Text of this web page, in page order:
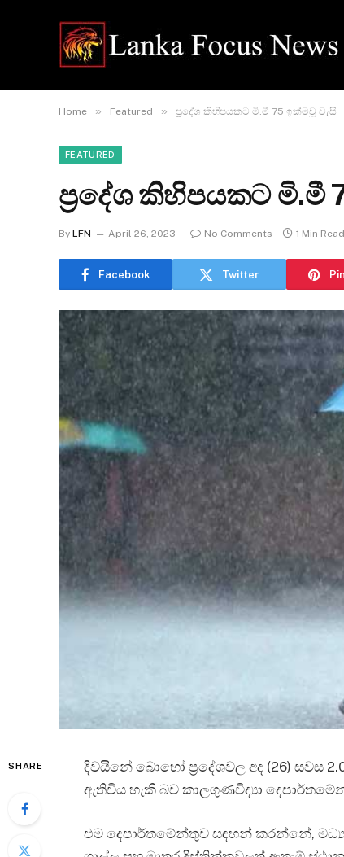
Home » Featured » ප්‍රදේශ කිහිපයකට මි.මී 75 ඉක්මවූ වැසි
FEATURED
ප්‍රදේශ කිහිපයකට මි.මී
By LFN April 26, 2023 No Comments 1 Min Read
Facebook Twitter
SHARE
දිවයිනේ බොහෝ ප්‍රදේශවල අද (26) සවස
ඇතිවිය හැකි බව කාලගුණවිද්‍යා
එම දෙපාර්තමේන්තුව සඳහන් කරන්නේ,